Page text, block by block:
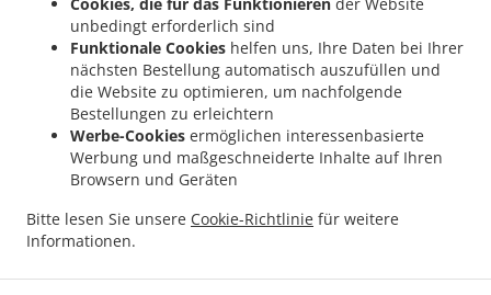
unbedingt erforderlich sind
Funktionale Cookies helfen uns, Ihre Daten bei Ihrer
nächsten Bestellung automatisch auszufüllen und
die Website zu optimieren, um nachfolgende
Bestellungen zu erleichtern
Werbe-Cookies ermöglichen interessenbasierte
Werbung und maßgeschneiderte Inhalte auf Ihren
Browsern und Geräten
Bitte lesen Sie unsere Cookie-Richtlinie für weitere
Informationen.
. .
Wittibreut Taubenbeck
Burger Lieferservice Wittibreut Ungnaden .
Burger
Lieferservice Wittibreut Thal
. Burger Lieferservice Wittibreut Kiening .
Lieferservice Wittibreut Schrattenthal . Burger Lieferservice Wittibreut Rampelhub
Burger Lieferservice Wittibreut Weißen
.
Lieferservice Wittibreut Speck
Burger Lieferservice Wittibreut Weiding a. Wald
Burger Lieferservice Wittibreut Weniglehen
Burger Lieferservice Schwand im Innkreis
.